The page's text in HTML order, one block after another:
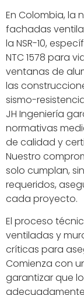
En Colombia, la
fachadas
la NSR-10,
NTC 1578 para
ventanas de
las
sismo-
JH Ingeniería
normativas
de calidad y
Nuestro
solo cumplan,
requeridos,
cada proyecto.
El proceso
ventiladas y
críticas para
Comienza con
garantizar que